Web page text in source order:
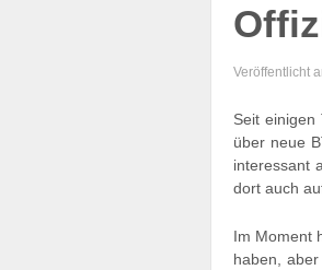
Veröffentlicht
Seit einigen
über neue
interessant
dort auch
Im Moment
haben,